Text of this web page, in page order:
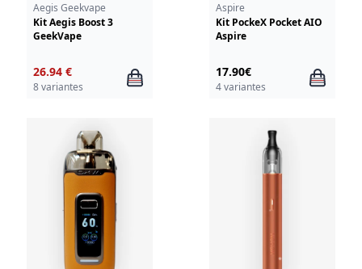
Aegis Geekvape
Kit Aegis Boost 3
GeekVape
26.94 €
8 variantes
Aspire
Kit PockeX Pocket AIO
Aspire
17.90€
4 variantes